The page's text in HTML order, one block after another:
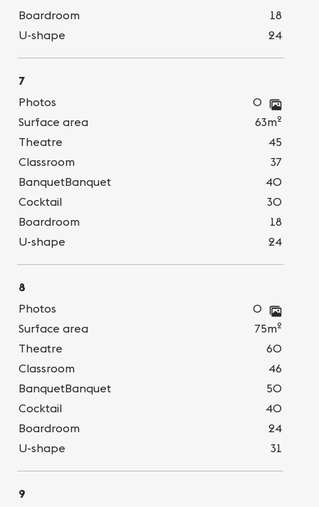
Boardroom
18
U-shape
24
7
Photos
0
Surface area
63m2
Theatre
45
Classroom
37
BanquetBanquet
40
Cocktail
30
Boardroom
18
U-shape
24
8
Photos
0
Surface area
75m2
Theatre
60
Classroom
46
BanquetBanquet
50
Cocktail
40
Boardroom
24
U-shape
31
9